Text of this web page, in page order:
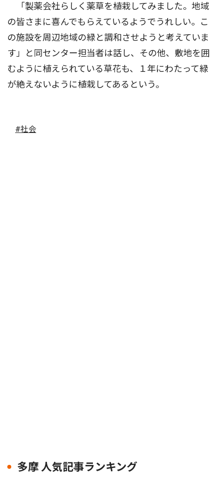
「製薬会社らしく薬草を植栽してみました。地域
の皆さまに喜んでもらえているようでうれしい。こ
の施設を周辺地域の緑と調和させようと考えていま
す」と同センター担当者は話し、その他、敷地を囲
むように植えられている草花も、１年にわたって緑
が絶えないように植栽してあるという。
#社会
多摩 人気記事ランキング